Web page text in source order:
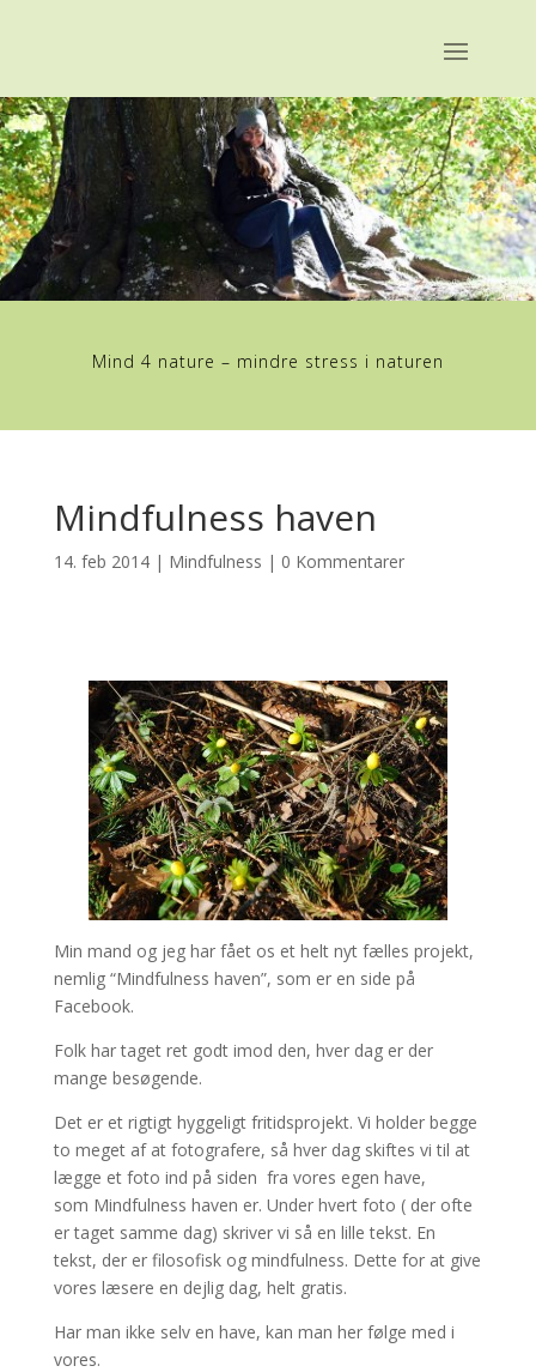
Mind 4 nature – mindre stress i naturen
Mindfulness haven
14. feb 2014| Mindfulness | 0 Kommentarer
Min mand og jeg har fået os et helt nyt fælles projekt,
nemlig “Mindfulness haven”, som er en side på
Facebook.
Folk har taget ret godt imod den, hver dag er der
mange besøgende.
Det er et rigtigt hyggeligt fritidsprojekt. Vi holder begge
to meget af at fotografere, så hver dag skiftes vi til at
lægge et foto ind på siden fra vores egen have,
som Mindfulness haven er. Under hvert foto ( der ofte
er taget samme dag) skriver vi så en lille tekst. En
tekst, der er filosofisk og mindfulness. Dette for at give
vores læsere en dejlig dag, helt gratis.
Har man ikke selv en have, kan man her følge med i
vores.